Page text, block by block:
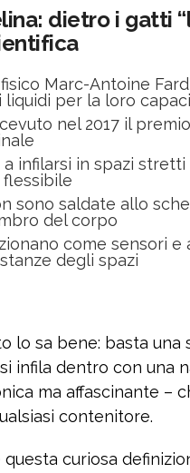
dietro i gatti
Marc-Antoine
liquidi per la loro
nel 2017 il
infilarsi in spazi
sono saldate allo
del corpo
come sensori
degli spazi
lo sa bene: basta una
infila dentro con una
ma affascinante –
contenitore.
curiosa